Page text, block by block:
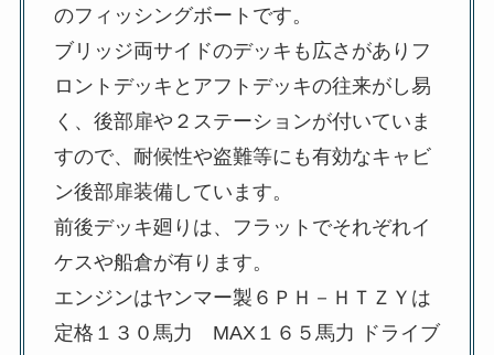
のフィッシングボートです。
ブリッジ両サイドのデッキも広さがありフ
ロントデッキとアフトデッキの往来がし易
く、後部扉や２ステーションが付いていま
すので、耐候性や盗難等にも有効なキャビ
ン後部扉装備しています。
前後デッキ廻りは、フラットでそれぞれイ
ケスや船倉が有ります。
エンジンはヤンマー製６ＰＨ－ＨＴＺＹは
定格１３０馬力 MAX１６５馬力 ドライブ